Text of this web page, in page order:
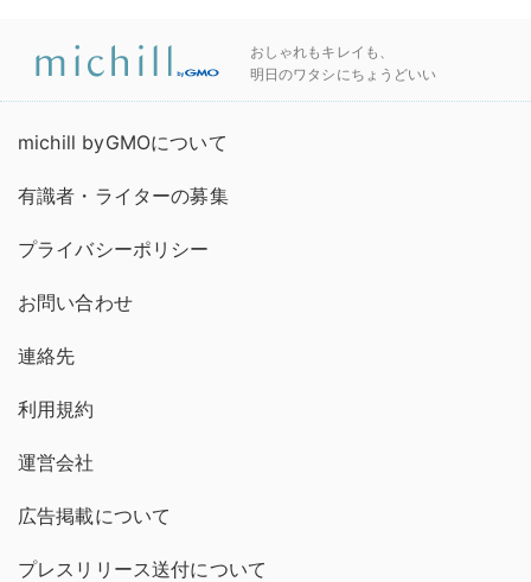
おしゃれもキレイも、
明日のワタシにちょうどいい
michill byGMOについて
有識者・ライターの募集
プライバシーポリシー
お問い合わせ
連絡先
利用規約
運営会社
広告掲載について
プレスリリース送付について